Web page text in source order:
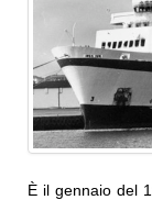
È il gennaio del